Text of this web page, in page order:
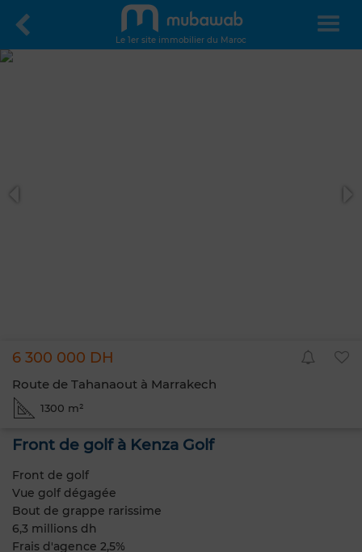
Le 1er site immobilier du Maroc
6 300 000 DH
Route de Tahanaout à Marrakech
1300 m²
Front de golf à Kenza Golf
Front de golf
Vue golf dégagée
Bout de grappe rarissime
6,3 millions dh
Frais d'agence 2,5%